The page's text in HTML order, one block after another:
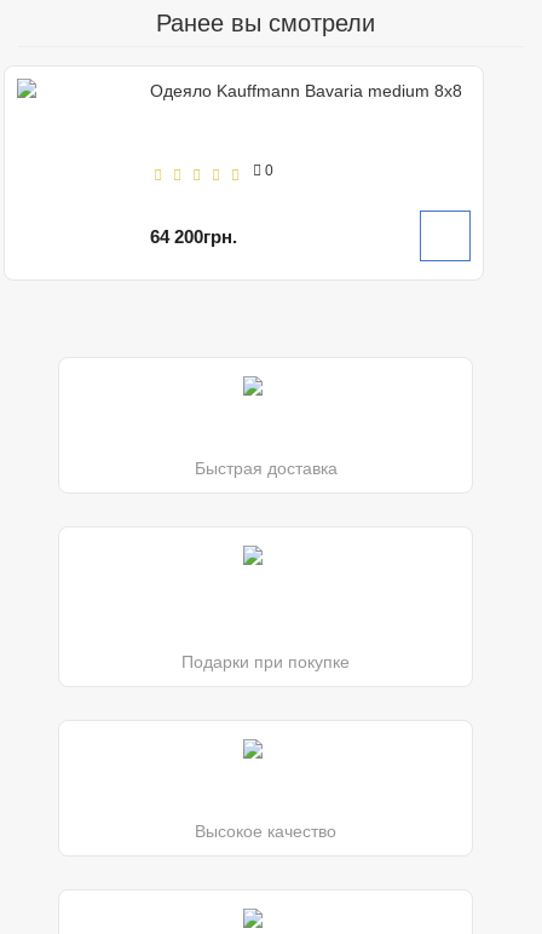
Ранее вы смотрели
Одеяло Kauffmann Bavaria medium 8х8
0
64 200грн.
Быстрая доставка
Подарки при покупке
Высокое качество